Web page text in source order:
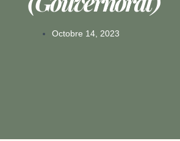
Octobre 14, 2023